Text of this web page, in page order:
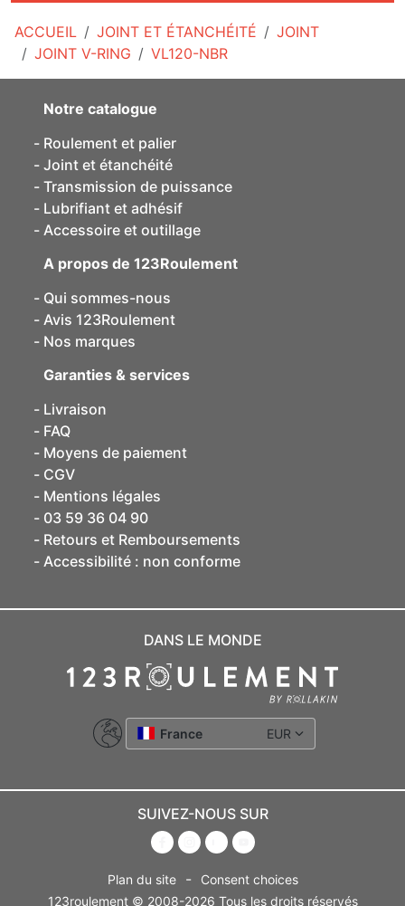
ACCUEIL JOINT ET ÉTANCHÉITÉ
JOINT
JOINT V-RING
VL120-NBR
Notre catalogue
Roulement et palier
Joint et étanchéité
Transmission de puissance
Lubrifiant et adhésif
Accessoire et outillage
A propos de 123Roulement
Qui sommes-nous
Avis 123Roulement
Nos marques
Garanties & services
Livraison
FAQ
Moyens de paiement
CGV
Mentions légales
03 59 36 04 90
Retours et Remboursements
Accessibilité : non conforme
DANS LE MONDE
France EUR
SUIVEZ-NOUS SUR
Plan du site -
Consent choices
123roulement © 2008-2026 Tous les droits réservés